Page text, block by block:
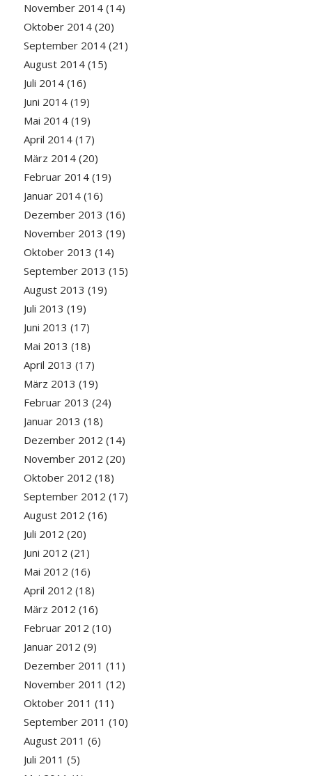
November 2014(14)
Oktober 2014(20)
September 2014(21)
August 2014(15)
Juli 2014(16)
Juni 2014(19)
Mai 2014(19)
April 2014(17)
März 2014(20)
Februar 2014(19)
Januar 2014(16)
Dezember 2013 (16)
November 2013 (19)
Oktober 2013 (14)
September 2013 (15)
August 2013 (19)
Juli 2013 (19)
Juni 2013 (17)
Mai 2013 (18)
April 2013 (17)
März 2013 (19)
Februar 2013 (24)
Januar 2013 (18)
Dezember 2012 (14)
November 2012 (20)
Oktober 2012 (18)
September 2012 (17)
August 2012 (16)
Juli 2012 (20)
Juni 2012 (21)
Mai 2012 (16)
April 2012 (18)
März 2012 (16)
Februar 2012 (10)
Januar 2012 (9)
Dezember 2011 (11)
November 2011 (12)
Oktober 2011 (11)
September 2011 (10)
August 2011 (6)
Juli 2011 (5)